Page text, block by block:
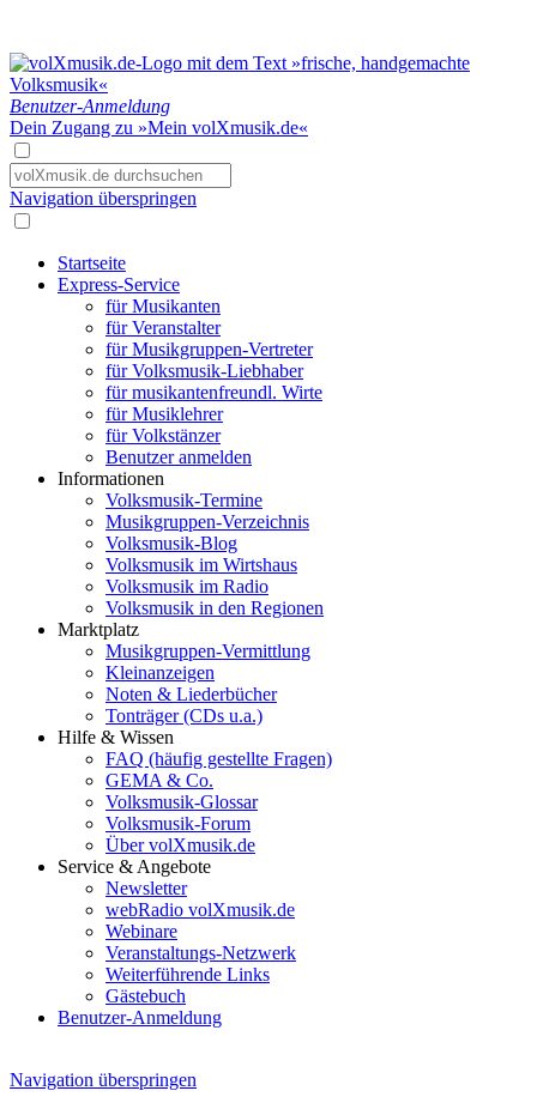
Benutzer-Anmeldung
Dein Zugang zu »Mein volXmusik.de«
Navigation überspringen
Startseite
Express-Service
für Musikanten
für Veranstalter
für Musikgruppen-Vertreter
für Volksmusik-Liebhaber
für musikantenfreundl. Wirte
für Musiklehrer
für Volkstänzer
Benutzer anmelden
Informationen
Volksmusik-Termine
Musikgruppen-Verzeichnis
Volksmusik-Blog
Volksmusik im Wirtshaus
Volksmusik im Radio
Volksmusik in den Regionen
Marktplatz
Musikgruppen-Vermittlung
Kleinanzeigen
Noten & Liederbücher
Tonträger (CDs u.a.)
Hilfe & Wissen
FAQ (häufig gestellte Fragen)
GEMA & Co.
Volksmusik-Glossar
Volksmusik-Forum
Über volXmusik.de
Service & Angebote
Newsletter
webRadio volXmusik.de
Webinare
Veranstaltungs-Netzwerk
Weiterführende Links
Gästebuch
Benutzer-Anmeldung
Navigation überspringen